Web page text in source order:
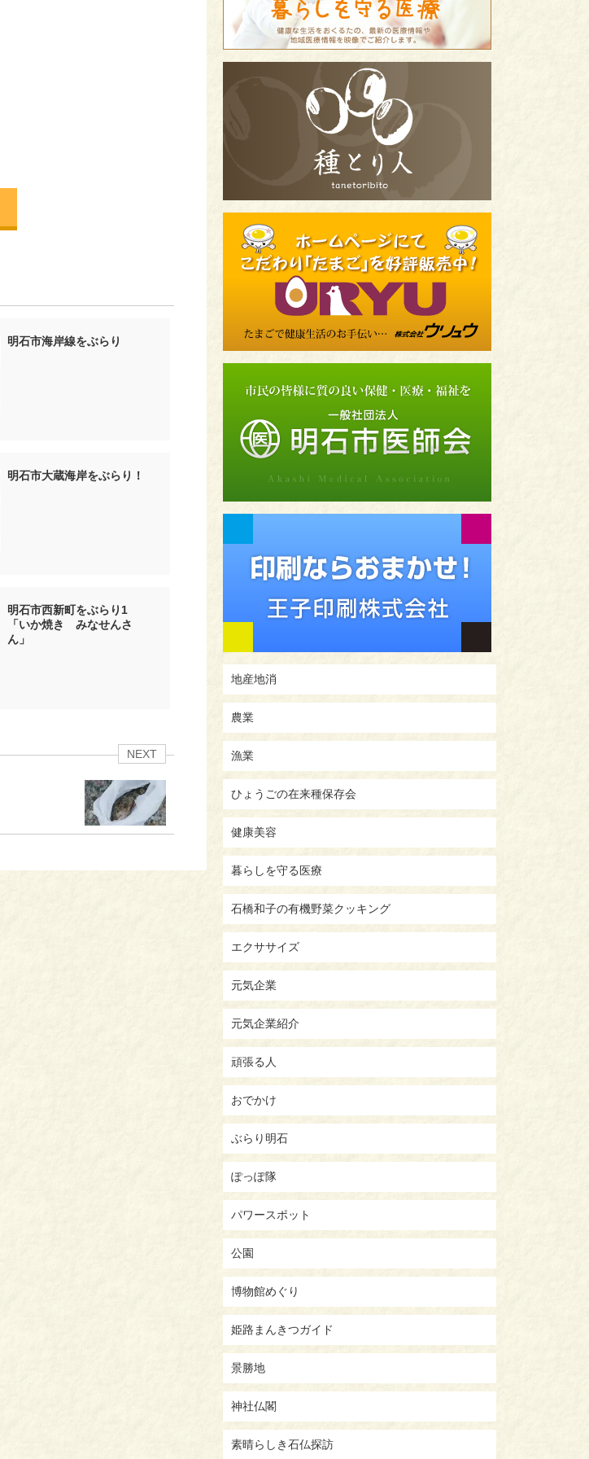
明石市海岸線をぶらり
明石市大蔵海岸をぶらり！
明石市西新町をぶらり1
「いか焼き みなせんさ
ん」
NEXT
地産地消
農業
漁業
ひょうごの在来種保存会
健康美容
暮らしを守る医療
石橋和子の有機野菜クッキング
エクササイズ
元気企業
元気企業紹介
頑張る人
おでかけ
ぶらり明石
ぽっぽ隊
パワースポット
公園
博物館めぐり
姫路まんきつガイド
景勝地
神社仏閣
素晴らしき石仏探訪